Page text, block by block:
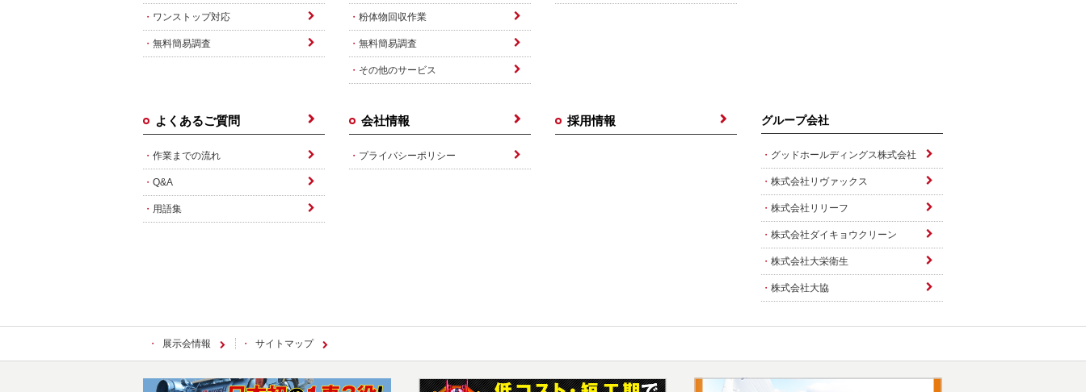
ワンストップ対応
無料簡易調査
粉体物回収作業
無料簡易調査
その他のサービス
よくあるご質問
作業までの流れ
Q&A
用語集
会社情報
プライバシーポリシー
採用情報 グループ会社
グッドホールディングス株式会社
株式会社リヴァックス
株式会社リリーフ
株式会社ダイキョウクリーン
株式会社大栄衛生
株式会社大協
展示会情報 サイトマップ